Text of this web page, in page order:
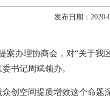
发布日期：
案办理协商会，对“关于
书记周斌领办。
创空间提质增效这个命